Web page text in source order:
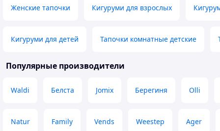
Женские тапочки Кигуруми для взрослых
Кигуруми для детей Тапочки комнатные детские
Популярные производители
Waldi Белста Jomix Берегиня Olli
Natur Family Vends Weestep Ager